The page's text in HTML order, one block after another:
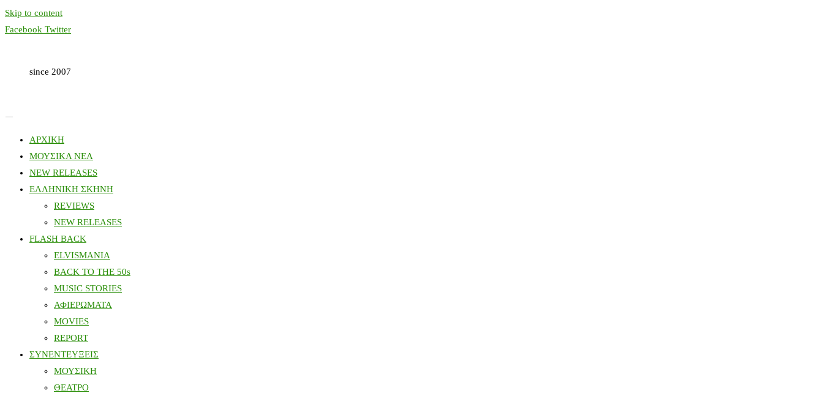
Skip to content
Facebook Twitter
since 2007
ΑΡΧΙΚΗ
ΜΟΥΣΙΚΑ ΝΕΑ
NEW RELEASES
ΕΛΛΗΝΙΚΗ ΣΚΗΝΗ
REVIEWS
NEW RELEASES
FLASH BACK
ELVISMANIA
BACK TO THE 50s
MUSIC STORIES
ΑΦΙΕΡΩΜΑΤΑ
MOVIES
REPORT
ΣΥΝΕΝΤΕΥΞΕΙΣ
ΜΟΥΣΙΚΗ
ΘΕΑΤΡΟ